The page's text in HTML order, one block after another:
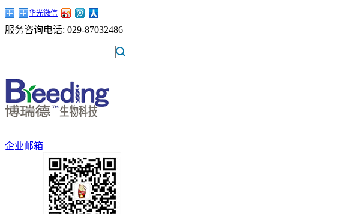
华光微信
服务咨询电话: 029-87032486
企业邮箱